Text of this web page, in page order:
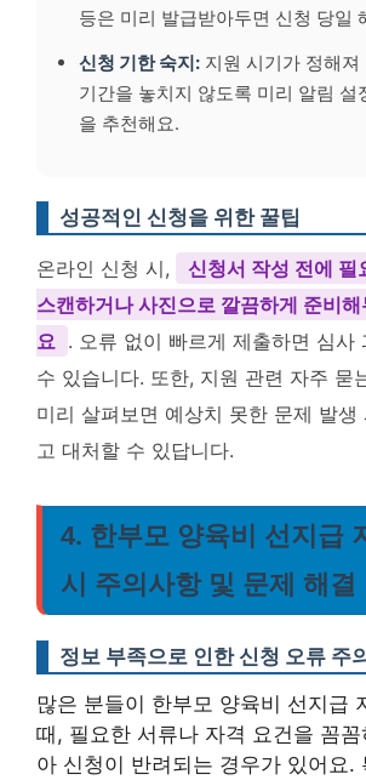
등은 미리 발급받아두면 신청 당일
신청 기한 숙지: 지원 시기가 정해져
기간을 놓치지 않도록 미리 알림 설
을 추천해요.
성공적인 신청을 위한 꿀팁
온라인 신청 시,
신청서 작성 전에 필
스캔하거나 사진으로 깔끔하게 준비
요
. 오류 없이 빠르게 제출하면 심사
수 있습니다. 또한, 지원 관련 자주 묻
미리 살펴보면 예상치 못한 문제 발생
고 대처할 수 있답니다.
4. 한부모 양육비 선지급
시 주의사항 및 문제 해결
정보 부족으로 인한 신청 오류 주
많은 분들이 한부모 양육비 선지급
때, 필요한 서류나 자격 요건을 꼼
아 신청이 반려되는 경우가 있어요.